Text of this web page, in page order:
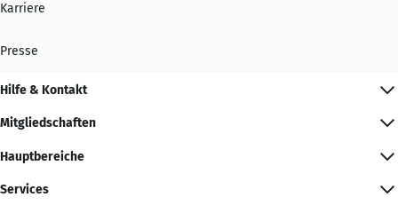
Karriere
Presse
Hilfe & Kontakt
Mitgliedschaften
Hauptbereiche
Services